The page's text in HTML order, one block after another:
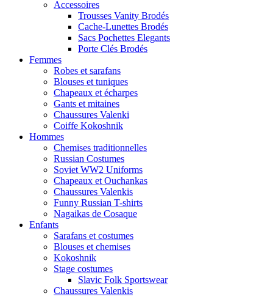
Accessoires
Trousses Vanity Brodés
Cache-Lunettes Brodés
Sacs Pochettes Elegants
Porte Clés Brodés
Femmes
Robes et sarafans
Blouses et tuniques
Chapeaux et écharpes
Gants et mitaines
Chaussures Valenki
Coiffe Kokoshnik
Hommes
Chemises traditionnelles
Russian Costumes
Soviet WW2 Uniforms
Chapeaux et Ouchankas
Chaussures Valenkis
Funny Russian T-shirts
Nagaikas de Cosaque
Enfants
Sarafans et costumes
Blouses et chemises
Kokoshnik
Stage costumes
Slavic Folk Sportswear
Chaussures Valenkis